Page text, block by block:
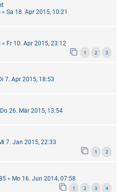
« Sa 18. Apr 2015, 10:21
« Fr 10. Apr 2015, 23:12
1 2 3
7. Apr 2015, 18:53
Do 26. Mär 2015, 13:54
7. Jan 2015, 22:33
1 2
« Mo 16. Jun 2014, 07:58
1 2 3 4